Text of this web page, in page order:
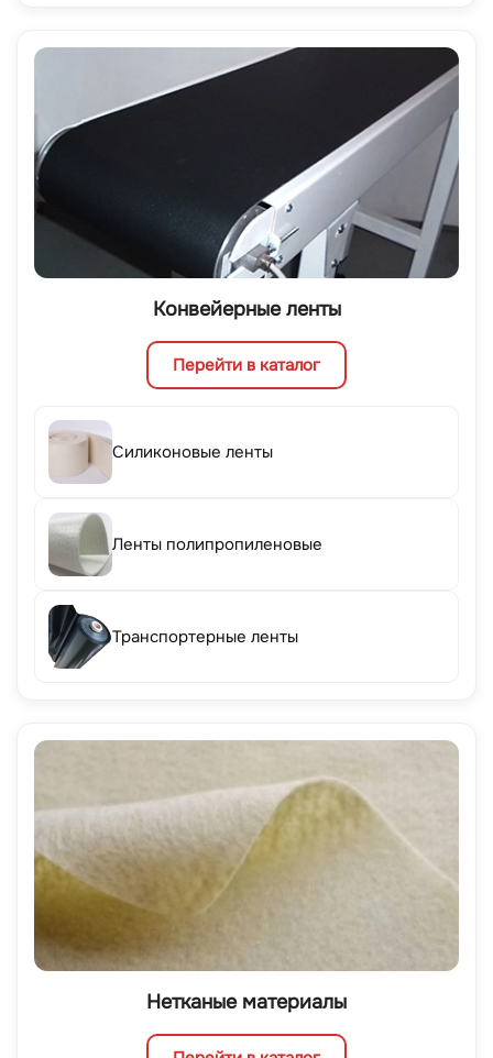
Конвейерные ленты
Перейти в каталог
Силиконовые ленты
Ленты полипропиленовые
Транспортерные ленты
Нетканые материалы